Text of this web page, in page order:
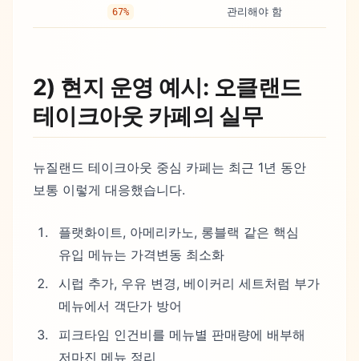
67%
관리해야 함
2) 현지 운영 예시: 오클랜드
테이크아웃 카페의 실무
뉴질랜드 테이크아웃 중심 카페는 최근 1년 동안
보통 이렇게 대응했습니다.
플랫화이트, 아메리카노, 롱블랙 같은 핵심
유입 메뉴는 가격변동 최소화
시럽 추가, 우유 변경, 베이커리 세트처럼 부가
메뉴에서 객단가 방어
피크타임 인건비를 메뉴별 판매량에 배부해
저마진 메뉴 정리